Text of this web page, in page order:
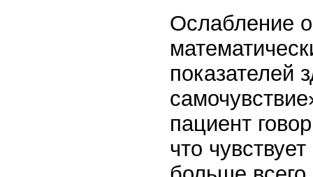
Ослабление
показателей
пациент
что